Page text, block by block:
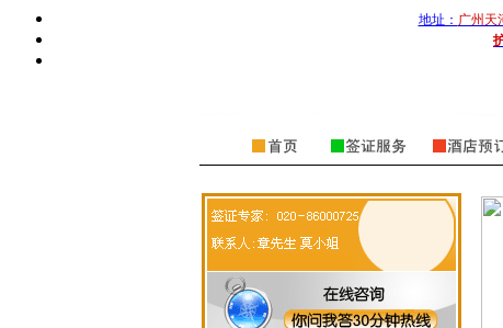
地址： 广州天